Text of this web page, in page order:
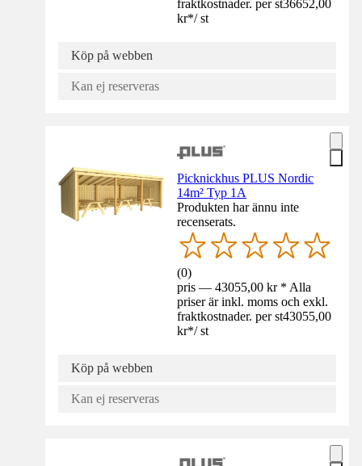
fraktkostnader. per st36652,00
kr*/ st
Köp på webben
Kan ej reserveras
Picknickhus PLUS Nordic
14m² Typ 1A
Produkten har ännu inte
recenserats.
(0)
pris — 43055,00 kr * Alla
priser är inkl. moms och exkl.
fraktkostnader. per st43055,00
kr*/ st
Köp på webben
Kan ej reserveras